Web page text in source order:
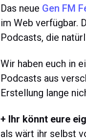
Das neue Gen FM
im Web verfügbar.
Podcasts, die
Wir haben euch in
Podcasts aus
Erstellung lange
+ Ihr könnt eure
als wärt ihr selbst